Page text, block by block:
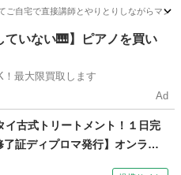
ご自宅で直接講師とやりとりしながらマ
ていない🎹】ピアノを買い
最大限買取します
Ad
イ古式トリートメント！１日完
証ディプロマ発行】オンライ